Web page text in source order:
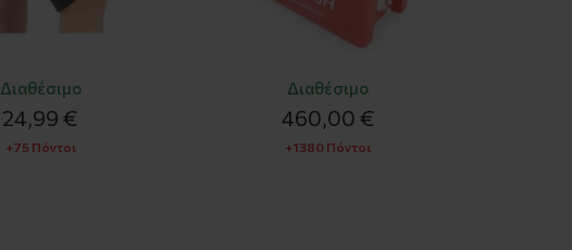
Διαθέσιμο
24,99 €
+75 Πόντοι
Διαθέσιμο
460,00 €
+1380 Πόντοι